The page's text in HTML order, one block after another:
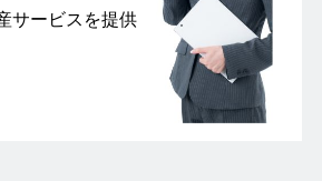
サービスを提供